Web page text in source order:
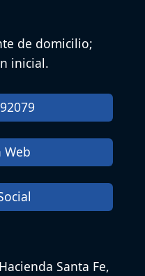
de domicilio;
inicial.
Web
Santa Fe,